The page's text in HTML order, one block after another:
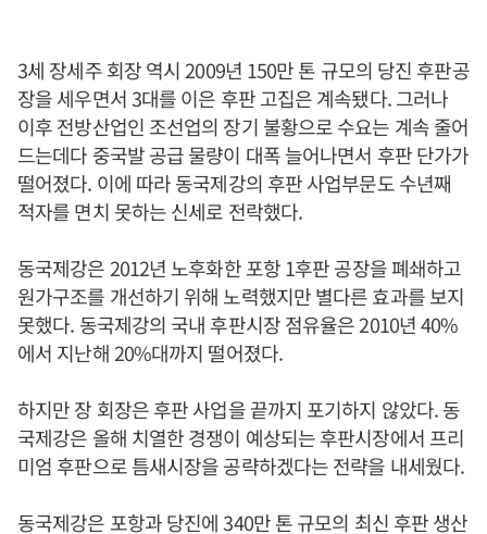
3세 장세주 회장 역시 2009년 150만 톤 규모의 당진 후판공
장을 세우면서 3대를 이은 후판 고집은 계속됐다. 그러나
이후 전방산업인 조선업의 장기 불황으로 수요는 계속 줄어
드는데다 중국발 공급 물량이 대폭 늘어나면서 후판 단가가
떨어졌다. 이에 따라 동국제강의 후판 사업부문도 수년째
적자를 면치 못하는 신세로 전락했다.
동국제강은 2012년 노후화한 포항 1후판 공장을 폐쇄하고
원가구조를 개선하기 위해 노력했지만 별다른 효과를 보지
못했다. 동국제강의 국내 후판시장 점유율은 2010년 40%
에서 지난해 20%대까지 떨어졌다.
하지만 장 회장은 후판 사업을 끝까지 포기하지 않았다. 동
국제강은 올해 치열한 경쟁이 예상되는 후판시장에서 프리
미엄 후판으로 틈새시장을 공략하겠다는 전략을 내세웠다.
동국제강은 포항과 당진에 340만 톤 규모의 최신 후판 생산